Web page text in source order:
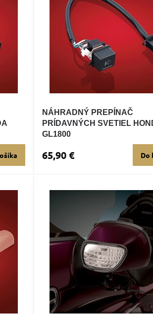
NÁHRADNÝ PREPÍNAČ
PRÍDAVNÝCH SVETIEL
GL1800
65,90 € Do